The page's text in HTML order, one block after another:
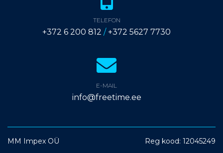
TELEFON
+372 6 200 812 /+372 5627 7730
E-MAIL
info@freetime.ee
MM Impex OÜ Reg kood: 12045249